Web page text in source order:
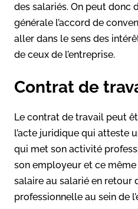
des salariés. On peut donc
générale l’accord de
aller dans le sens des
de ceux de l’entreprise.
Contrat de
Le contrat de travail peut
l’acte juridique qui atteste
qui met son activité
son employeur et ce
salaire au salarié en retour
professionnelle au sein de